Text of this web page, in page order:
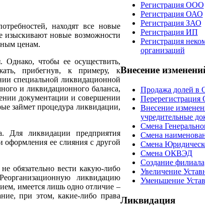
находят все новые
изыскивают новые возможности
ценам.
чтобы ее осуществить,
прибегнув, к примеру, к
специальной ликвидационной
и ликвидационного баланса,
документации и совершении
займет процедура ликвидации,
Для
ликвидации предприятия
оформления ее слияния с другой
обязательно вести какую-либо
ликвидацию
имеется лишь одно отличие –
при этом, какие-либо права
Регистрация ООО
Регистрация ОАО
Регистрация ЗАО
Регистрация ИП
Регистрация
организаций
Внесение
Продажа долей в
Внесение
учредительные
Смена
Смена
Смена
Смена ОКВЭД
Создание филиала
Увеличение
Уменьшение
Ликвидация